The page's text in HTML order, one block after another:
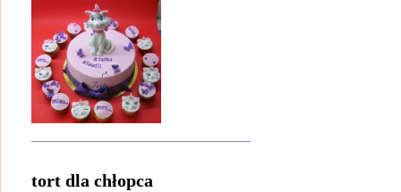
tort dla chłopca